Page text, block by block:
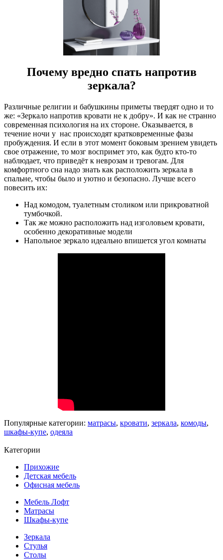
Почему вредно спать напротив
зеркала?
Различные религии и бабушкины приметы твердят одно и то
же: «Зеркало напротив кровати не к добру». И как не странно
современная психология на их стороне. Оказывается, в
течение ночи у нас происходят кратковременные фазы
пробуждения. И если в этот момент боковым зрением увидеть
свое отражение, то мозг воспримет это, как будто кто-то
наблюдает, что приведёт к неврозам и тревогам. Для
комфортного сна надо знать как расположить зеркала в
спальне, чтобы было и уютно и безопасно. Лучше всего
повесить их:
Над комодом, туалетным столиком или прикроватной
тумбочкой.
Так же можно расположить над изголовьем кровати,
особенно декоративные модели
Напольное зеркало идеально впишется угол комнаты
Популярные категории: матрасы, кровати, зеркала, комоды,
шкафы-купе, одеяла
Категории
Прихожие
Детская мебель
Офисная мебель
Мебель Лофт
Матрасы
Шкафы-купе
Зеркала
Стулья
Столы